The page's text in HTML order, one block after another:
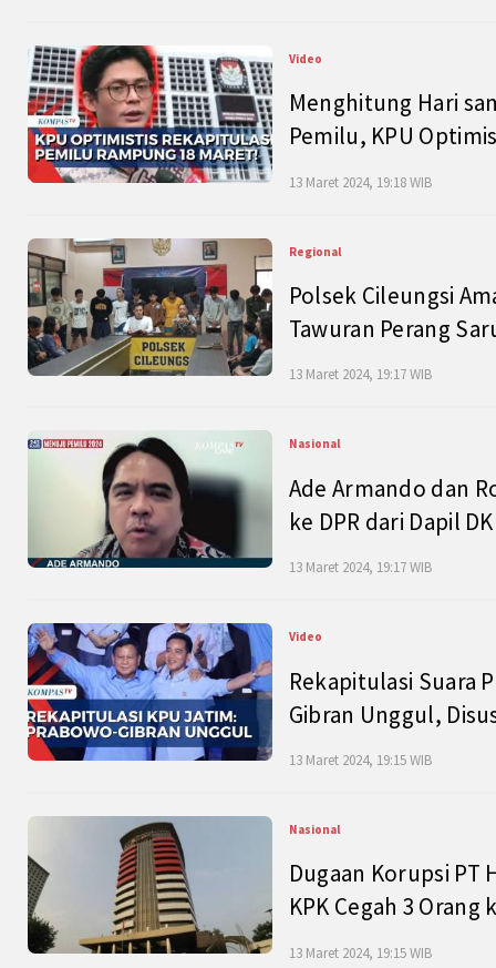
Video
Menghitung Hari
Pemilu, KPU
13 Maret 2024, 19:18 WIB
Regional
Polsek Cileungsi
Tawuran Perang
13 Maret 2024, 19:17 WIB
Nasional
Ade Armando dan
ke DPR dari Dapil
13 Maret 2024, 19:17 WIB
Video
Rekapitulasi Suara
Gibran Unggul,
13 Maret 2024, 19:15 WIB
Nasional
Dugaan Korupsi PT
KPK Cegah 3 Orang
13 Maret 2024, 19:15 WIB